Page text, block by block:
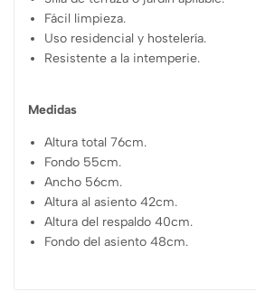
Fácil limpieza.
Uso residencial y hostelería.
Resistente a la intemperie.
Medidas
Altura total 76cm.
Fondo 55cm.
Ancho 56cm.
Altura al asiento 42cm.
Altura del respaldo 40cm.
Fondo del asiento 48cm.